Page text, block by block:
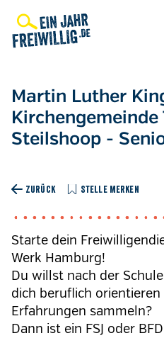
zum
Inhalt
Martin Luther
Steilshoop -
ZURÜCK STELLE MERKEN
Starte dein
Werk Hamburg!
Du willst nach der
dich beruflich
Erfahrungen sammeln?
Dann ist ein FSJ oder